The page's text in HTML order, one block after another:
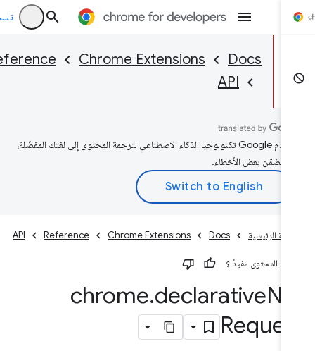
تسجيل
Docs
Chrome Extensions
Reference
API
تستخدم Google تكنولوجيا الذكاء الاصطناعي لترجمة المحتوى إلى لغتك المفضّلة،
تتضمّن بعض الأخطاء.
الرئيسية Docs
Chrome Extensions
Reference
API
المحتوى مفيدًا؟
chrome.declarative